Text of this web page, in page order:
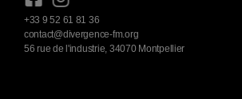
+33 9 52 61 81 36
contact@divergence-fm.org
56 rue de l'industrie, 34070 Montpellier